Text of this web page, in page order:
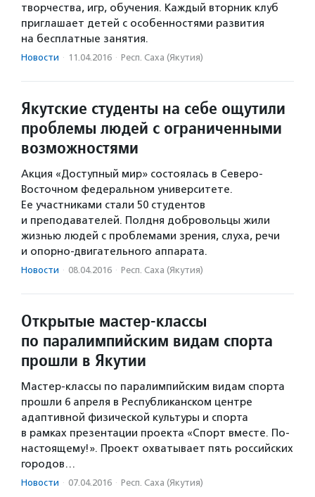
творчества, игр, обучения. Каждый вторник клуб
приглашает детей с особенностями развития
на бесплатные занятия.
Новости · 11.04.2016 · Респ. Саха (Якутия)
Якутские студенты на себе ощутили
проблемы людей с ограниченными
возможностями
Акция «Доступный мир» состоялась в Северо-
Восточном федеральном университете.
Ее участниками стали 50 студентов
и преподавателей. Полдня добровольцы жили
жизнью людей с проблемами зрения, слуха, речи
и опорно-двигательного аппарата.
Новости · 08.04.2016 · Респ. Саха (Якутия)
Открытые мастер-классы
по паралимпийским видам спорта
прошли в Якутии
Мастер-классы по паралимпийским видам спорта
прошли 6 апреля в Республиканском центре
адаптивной физической культуры и спорта
в рамках презентации проекта «Спорт вместе. По-
настоящему!». Проект охватывает пять российских
городов…
Новости · 07.04.2016 · Респ. Саха (Якутия)